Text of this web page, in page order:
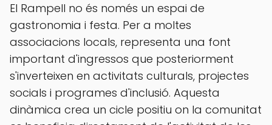
El Rampell no és només un espai de
gastronomia i festa. Per a moltes
associacions locals, representa una font
important d'ingressos que posteriorment
s'inverteixen en activitats culturals, projectes
socials i programes d'inclusió. Aquesta
dinàmica crea un cicle positiu on la comunitat